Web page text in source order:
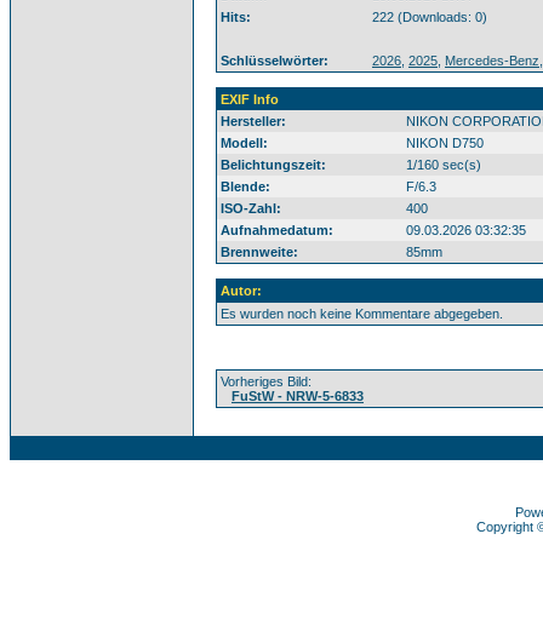
Hits:
222 (Downloads: 0)
Schlüsselwörter: 2026 2025 Mercedes-Benz
EXIF Info
Hersteller:
NIKON
Modell:
NIKON D750
Belichtungszeit:
1/160 sec(s)
Blende:
F/6.3
ISO-Zahl:
400
Aufnahmedatum:
09.03.2026 03:32:35
Brennweite:
85mm
Autor:
Es wurden noch keine Kommentare abgegeben.
Vorheriges Bild:
FuStW - NRW-5-6833
Copyright